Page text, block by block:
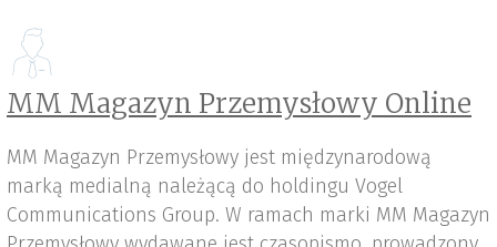
MM Magazyn Przemysłowy Online
MM Magazyn Przemysłowy jest międzynarodową
marką medialną należącą do holdingu Vogel
Communications Group. W ramach marki MM Magazyn